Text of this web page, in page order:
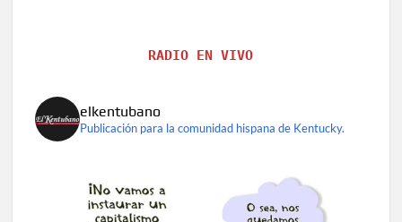
RADIO EN VIVO
elkentubano
Publicación para la comunidad hispana de Kentucky.